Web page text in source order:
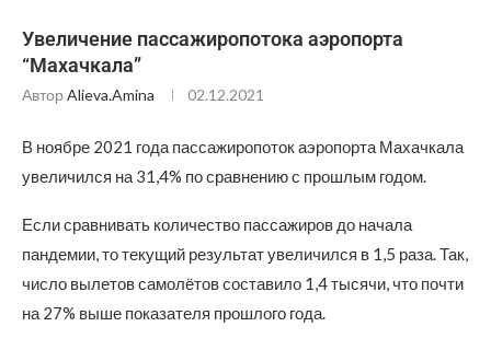
Увеличение пассажиропотока аэропорта
“Махачкала”
Автор Alieva.amina 02.12.2021
В ноябре 2021 года пассажиропоток аэропорта Махачкала
увеличился на 31,4% по сравнению с прошлым годом.
Если сравнивать количество пассажиров до начала
пандемии, то текущий результат увеличился в 1,5 раза. Так,
число вылетов самолётов составило 1,4 тысячи, что почти
на 27% выше показателя прошлого года.